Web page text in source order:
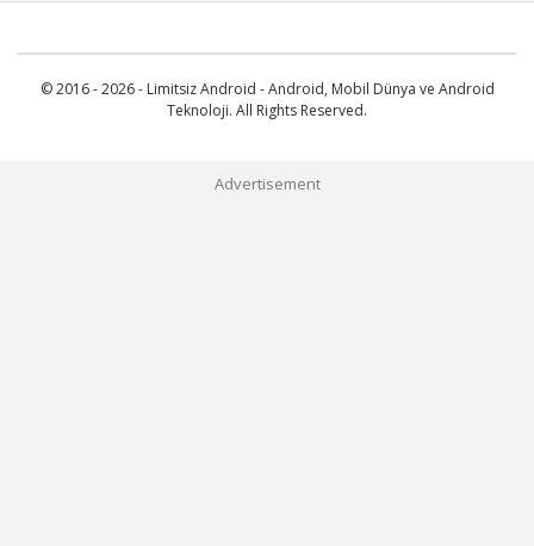
© 2016 - 2026 - Limitsiz Android - Android, Mobil Dünya ve Android
Teknoloji. All Rights Reserved.
Advertisement